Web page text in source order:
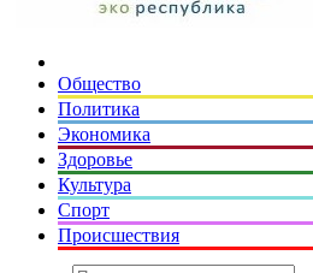
Общество
Политика
Экономика
Здоровье
Культура
Спорт
Происшествия